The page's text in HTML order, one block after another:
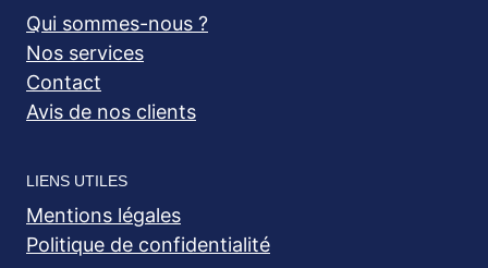
Qui sommes-nous ?
Nos services
Contact
Avis de nos clients
LIENS UTILES
Mentions légales
Politique de confidentialité